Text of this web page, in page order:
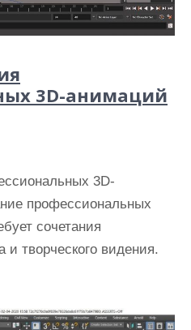
3D-анимаций
3D-
профессиональных
сочетания
и творческого видения.